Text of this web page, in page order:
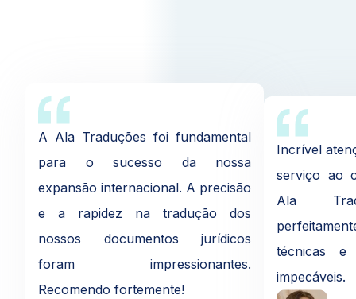
A Ala Traduções foi fundamental
para o sucesso da nossa
expansão internacional. A precisão
e a rapidez na tradução dos
nossos documentos jurídicos
foram impressionantes.
Recomendo fortemente!
Incrível
serviço ao
Ala
técnicas e
impecáveis.